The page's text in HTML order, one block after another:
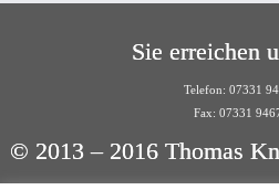
Sie erreichen
Telefon: 07331
Fax: 07331
© 2013 – 2016 Thomas